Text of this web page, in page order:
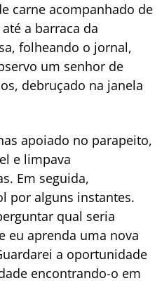
carne acompanhado de
a barraca da
folheando o jornal,
um senhor de
debruçado na janela
apoiado no parapeito,
e limpava
Em seguida,
por alguns instantes.
qual seria
eu aprenda uma nova
a oportunidade
encontrando-o em